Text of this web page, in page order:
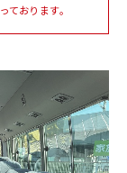
ております。